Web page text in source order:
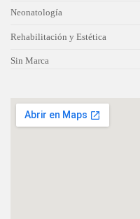
Neonatología
Rehabilitación y Estética
Sin Marca